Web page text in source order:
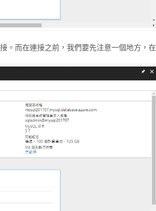
。而在連接之前，我們要先注意一個地方，在